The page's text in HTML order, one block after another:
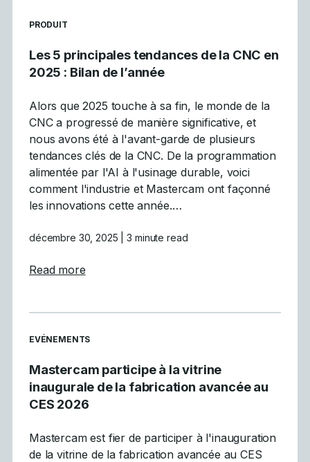
READ MORE ARTICLES ABOUT
PRODUIT
Les 5 principales tendances de la CNC en
2025 : Bilan de l’année
Alors que 2025 touche à sa fin, le monde de la
CNC a progressé de manière significative, et
nous avons été à l'avant-garde de plusieurs
tendances clés de la CNC. De la programmation
alimentée par l'AI à l'usinage durable, voici
comment l'industrie et Mastercam ont façonné
les innovations cette année.…
décembre 30, 2025 | 3 minute read
Read moreabout Les 5 principales tendances de la
READ MORE ARTICLES ABOUT
EVÉNEMENTS
Mastercam participe à la vitrine
inaugurale de la fabrication avancée au
CES 2026
Mastercam est fier de participer à l'inauguration
de la vitrine de la fabrication avancée au CES